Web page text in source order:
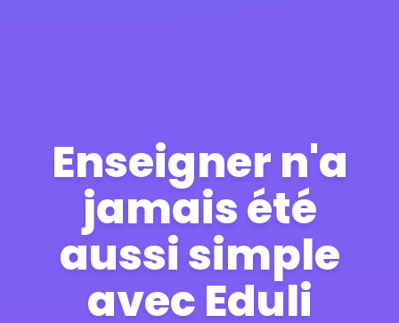
Enseigner n'a
jamais été
aussi simple
avec Eduli